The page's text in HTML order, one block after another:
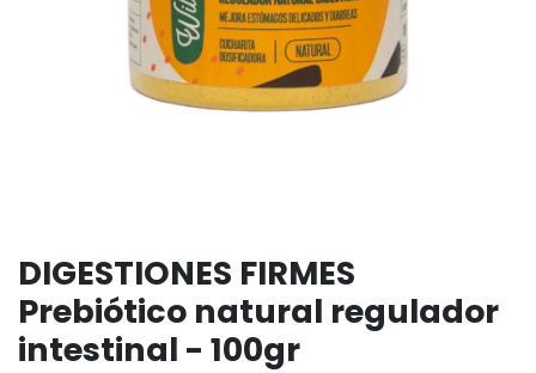
DIGESTIONES FIRMES
Prebiótico natural regulador
intestinal - 100gr